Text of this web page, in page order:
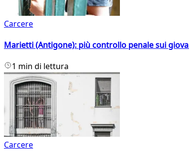
Carcere
Marietti (Antigone): più controllo penale sui
1 min di lettura
Carcere